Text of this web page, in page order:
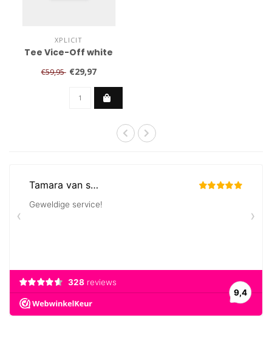
XPLICIT
Tee Vice-Off white
€59,95 €29,97